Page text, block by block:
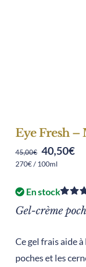
Eye Fresh –
45,00€ Original
price
40,50€
270€ / 100ml
En stock
5 basé
Gel-crème
Ce gel frais aide
poches et les